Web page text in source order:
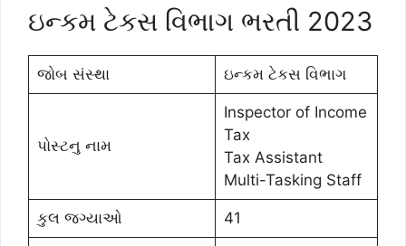
ઇન્કમ ટેકસ વિભાગ ભરતી 2023
જોબ સંસ્થા ઇન્કમ ટેકસ વિભાગ
પોસ્ટનુ નામ
Inspector of Income
Tax
Tax Assistant
Multi-Tasking Staff
કુલ જગ્યાઓ 41